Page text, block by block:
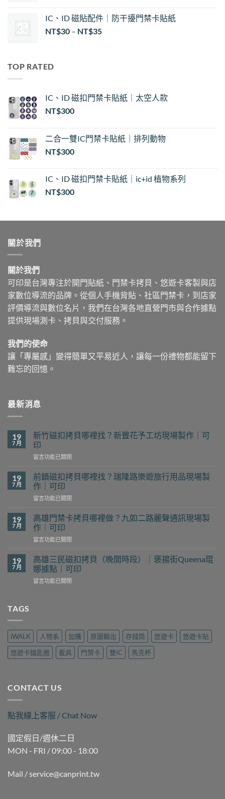
IC、ID 磁貼配件｜防干擾門禁卡貼紙
NT$30 – NT$35價
NT$35
TOP RATED
IC、ID 磁扣門禁卡貼紙｜太空人款
NT$300
二合一雙IC門禁卡貼紙｜排列動物
NT$300
IC、ID 磁扣門禁卡貼紙｜ic+id 植物系列
NT$300
關於我們
關於我們
可印是台灣專注於開門貼紙、門禁卡拷貝、悠遊卡客製與店
家數位導流的品牌。從個人手機背貼、社區門禁卡，到店家
評價導流與數位名片，我們在台灣各地直營門市與合作據點
提供現場測卡、拷貝與交付服務。
我們的使命
讓「專屬感」變得簡單又平易近人，讓每一份禮物都能留下
難忘的回憶。
最新消息
19
7 月
新竹磁扣拷貝哪裡找？新豐花予工坊現場製作｜可
印
在
竹
磁
扣
拷
哪
裡
找？
新
花
予
坊
印〉
中
留言功能已關閉
19
7 月
前鎮磁扣拷貝哪裡找？瑞隆路樂遊旅行用品現場製
作｜可印
在
鎮
磁
扣
拷
哪
裡
找？
瑞
用
品
現
作
印〉
中
留言功能已關閉
19
7 月
高雄門禁卡拷貝哪裡做？九如二路麗聲通訊現場製
作｜可印
在
雄
門
禁
卡
九
如
二
路
通
訊
製
｜
可
印〉
留言功能已關閉
19
7 月
高雄三民磁扣拷貝（晚間時段）｜褒揚街Queena琨
娜據點｜可印
在
扣
貝
（晚
｜
街
琨
娜
據
可
留言功能已關閉
TAGS
iWALK 人物系 加購 原圖輸出 存錢筒 悠遊卡
悠遊卡貼
悠遊卡鑰匙圈
載具 門禁卡 雙IC 馬克杯
CONTACT US
點我線上客服 / Chat Now
國定假日/週休二日
MON - FRI / 09:00 - 18:00
Mail / service@canprint.tw